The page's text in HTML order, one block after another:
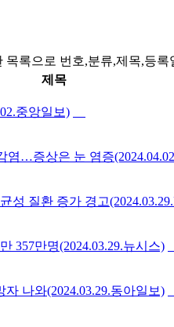
목록으로 번호,분류,제목,등록
제목
중앙일보)
염…증상은 눈 염증
질환 증가 경고
357만명(2024.03.29.뉴시스)
자 나와(2024.03.29.동아일보)